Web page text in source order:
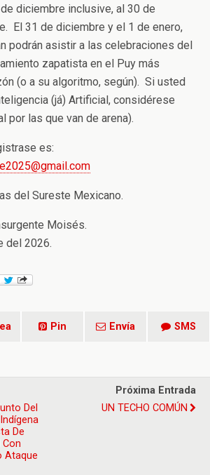
diciembre inclusive, al 30 de
El 31 de diciembre y el 1 de enero,
podrán asistir a las celebraciones del
zapatista en el Puy más
(o a su algoritmo, según). Si usted
(já) Artificial, considérese
por las que van de arena).
es:
del Sureste Mexicano.
Moisés.
del 2026.
Pin Envía SMS
Del
De
Ataque
Próxima Entrada
UN TECHO COMÚN